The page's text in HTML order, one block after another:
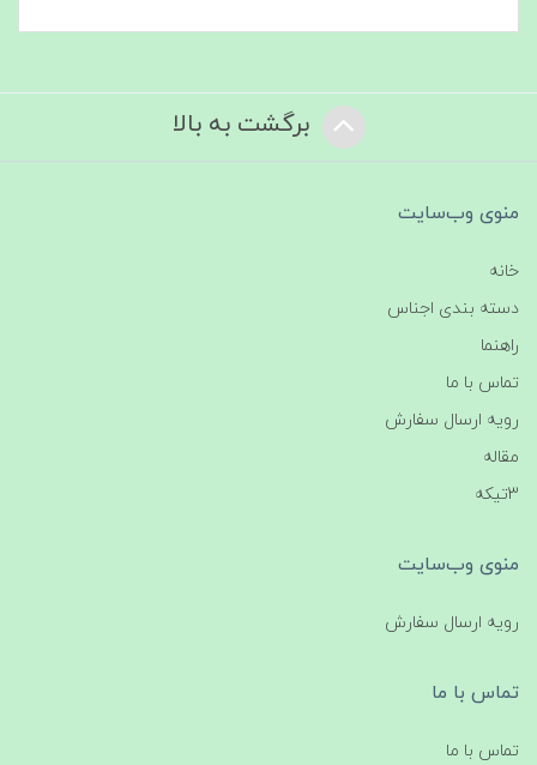
برگشت به بالا
منوی وب‌سایت
خانه
دسته بندی اجناس
راهنما
تماس با ما
رویه ارسال سفارش
مقاله
3تیکه
منوی وب‌سایت
رویه ارسال سفارش
تماس با ما
تماس با ما